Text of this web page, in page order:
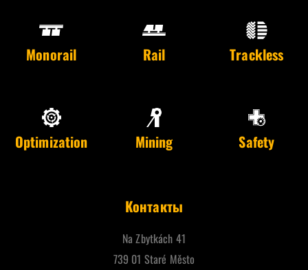
Monorail Rail Trackless
Optimization Mining Safety
Контакты
Na Zbytkách 41
739 01 Staré Město